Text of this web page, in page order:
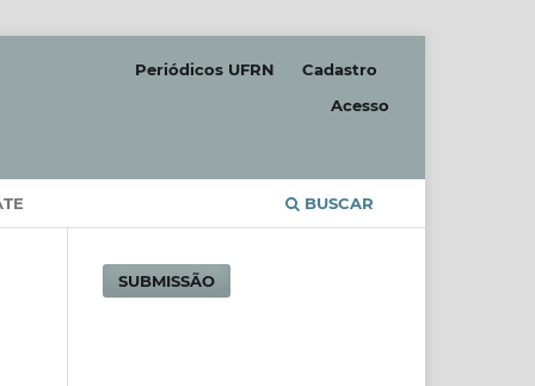
BUSCAR
Periódicos UFRN
Cadastro
Acesso
SUBMISSÃO